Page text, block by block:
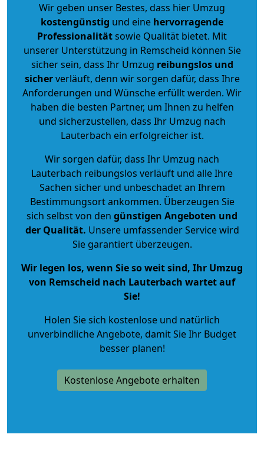
Wir geben unser Bestes, dass hier Umzug
kostengünstig und eine hervorragende
Professionalitätsowie Qualität bietet. Mit
unserer Unterstützung in Remscheid können Sie
sicher sein, dass Ihr Umzug reibungslos und
sicherverläuft, denn wir sorgen dafür, dass Ihre
Anforderungen und Wünsche erfüllt werden. Wir
haben die besten Partner, um Ihnen zu helfen
und sicherzustellen, dass Ihr Umzug nach
Lauterbach ein erfolgreicher ist.
Wir sorgen dafür, dass Ihr Umzug nach
Lauterbach reibungslos verläuft und alle Ihre
Sachen sicher und unbeschadet an Ihrem
Bestimmungsort ankommen. Überzeugen Sie
sich selbst von den günstigen Angeboten und
der Qualität. Unsere umfassender Service wird
Sie garantiert überzeugen.
Wir legen los, wenn Sie so weit sind, Ihr Umzug
von Remscheid nach Lauterbach wartet auf
Sie!
Holen Sie sich kostenlose und natürlich
unverbindliche Angebote, damit Sie Ihr Budget
besser planen!
Kostenlose Angebote erhalten